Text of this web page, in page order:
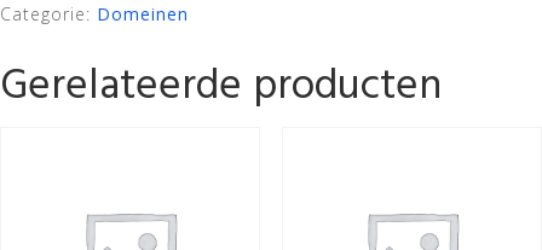
Categorie: Domeinen
Gerelateerde producten